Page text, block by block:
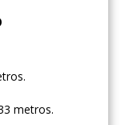
metros.